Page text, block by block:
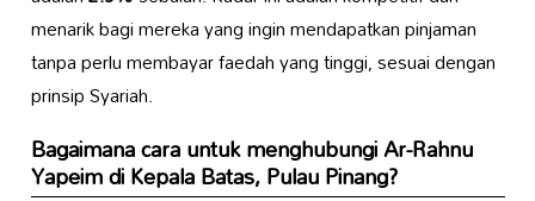
menarik bagi mereka yang ingin mendapatkan pinjaman
tanpa perlu membayar faedah yang tinggi, sesuai dengan
prinsip Syariah.
Bagaimana cara untuk menghubungiAr-Rahnu
YapeimdiKepala Batas, Pulau Pinang?